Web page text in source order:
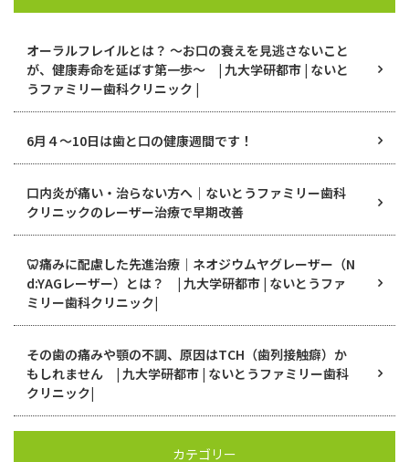
オーラルフレイルとは？ ～お口の衰えを見逃さないこと
が、健康寿命を延ばす第一歩～ | 九大学研都市 | ないと
うファミリー歯科クリニック |
6月４〜10日は歯と口の健康週間です！
口内炎が痛い・治らない方へ｜ないとうファミリー歯科
クリニックのレーザー治療で早期改善
🦷痛みに配慮した先進治療｜ネオジウムヤグレーザー（N
d:YAGレーザー）とは？ | 九大学研都市 | ないとうファ
ミリー歯科クリニック|
その歯の痛みや顎の不調、原因はTCH（歯列接触癖）か
もしれません | 九大学研都市 | ないとうファミリー歯科
クリニック|
カテゴリー